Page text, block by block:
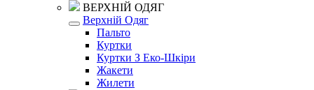
ВЕРХНІЙ ОДЯГ
Верхній Одяг
Пальто
Куртки
Куртки З Еко-Шкіри
Жакети
Жилети